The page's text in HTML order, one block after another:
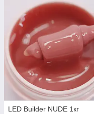
LED Builder NUDE 1кг